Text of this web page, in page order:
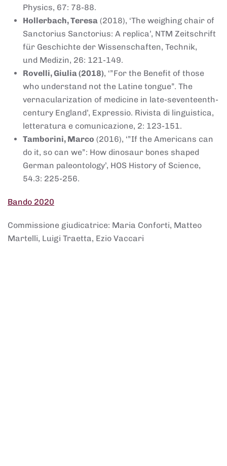
Physics, 67: 78-88.
Hollerbach, Teresa (2018), ‘The weighing chair of
Sanctorius Sanctorius: A replica’, NTM Zeitschrift
für Geschichte der Wissenschaften, Technik,
und Medizin, 26: 121-149.
Rovelli, Giulia (2018), ‘”For the Benefit of those
who understand not the Latine tongue”. The
vernacularization of medicine in late-seventeenth-
century England’, Expressio. Rivista di linguistica,
letteratura e comunicazione, 2: 123-151.
Tamborini, Marco (2016), ‘”If the Americans can
do it, so can we”: How dinosaur bones shaped
German paleontology’, HOS History of Science,
54.3: 225-256.
Bando 2020
Commissione giudicatrice: Maria Conforti, Matteo
Martelli, Luigi Traetta, Ezio Vaccari